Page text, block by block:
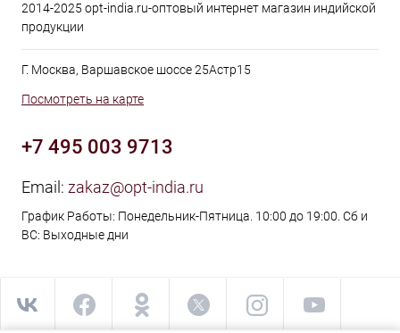
2014-2025 opt-india.ru-оптовый интернет магазин индийской
продукции
Г. Москва, Варшавское шоссе 25Астр15
Посмотреть на карте
+7 495 003 9713
Email: zakaz@opt-india.ru
График Работы: Понедельник-Пятница. 10:00 до 19:00. Сб и
ВС: Выходные дни